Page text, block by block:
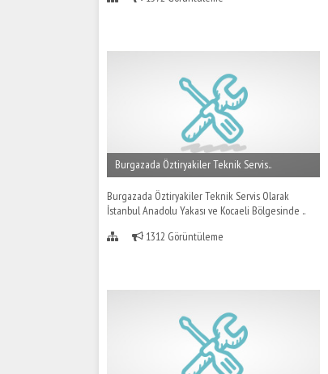
Burgazada Öztiryakiler Teknik Servis..
Burgazada Öztiryakiler Teknik Servis Olarak
İstanbul Anadolu Yakası ve Kocaeli Bölgesinde ..
1312 Görüntüleme